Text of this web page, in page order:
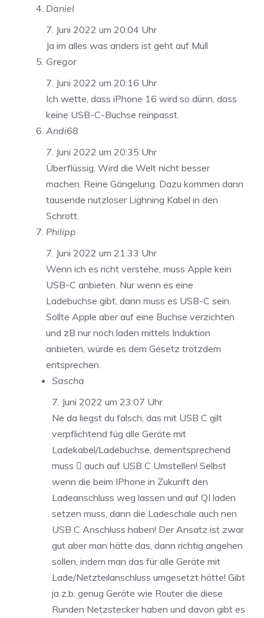
Daniel
7. Juni 2022 um 20:04 Uhr
Ja im alles was anders ist geht auf Müll
Gregor
7. Juni 2022 um 20:16 Uhr
Ich wette, dass iPhone 16 wird so dünn, dass
keine USB-C-Buchse reinpasst.
Andi68
7. Juni 2022 um 20:35 Uhr
Überflüssig. Wird die Welt nicht besser
machen. Reine Gängelung. Dazu kommen dann
tausende nutzloser Lighning Kabel in den
Schrott.
Philipp
7. Juni 2022 um 21:33 Uhr
Wenn ich es richt verstehe, muss Apple kein
USB-C anbieten. Nur wenn es eine
Ladebuchse gibt, dann muss es USB-C sein.
Sollte Apple aber auf eine Buchse verzichten
und zB nur noch laden mittels Induktion
anbieten, würde es dem Gesetz trotzdem
entsprechen.
Sascha
7. Juni 2022 um 23:07 Uhr
Ne da liegst du falsch, das mit USB C gilt
verpflichtend füg alle Geräte mit
Ladekabel/Ladebuchse, dementsprechend
muss  auch auf USB C Umstellen! Selbst
wenn die beim IPhone in Zukunft den
Ladeanschluss weg lassen und auf QI laden
setzen muss, dann die Ladeschale auch nen
USB C Anschluss haben! Der Ansatz ist zwar
gut aber man hätte das, dann richtig angehen
sollen, indem man das für alle Geräte mit
Lade/Netzteilanschluss umgesetzt hätte! Gibt
ja z.b. genug Geräte wie Router die diese
Runden Netzstecker haben und davon gibt es